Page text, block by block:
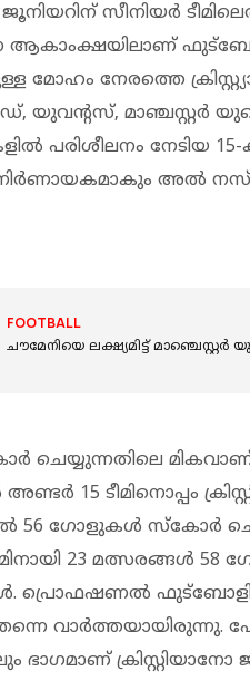
ജൂനിയറിന് സീനിയര്‍
ആകാംക്ഷയിലാണ്
മോഹം നേരത്തെ
യുവന്റസ്, മാഞ്ചസ്റ്റര്‍
പരിശീലനം നേടിയ 15-
അല്‍ നസ്ര്‍
FOOTBALL
ചൗമേനിയെ ലക്ഷ്യമിട്ട്
മികവാണ്
15 ടീമിനൊപ്പം
56 ഗോളുകള്‍ സ്‌കോര്‍
23 മത്സരങ്ങള്‍
പ്രൊഫഷണല്‍
വാര്‍ത്തയായിരുന്നു.
ഭാഗമാണ്